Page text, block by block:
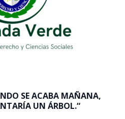
SE ACABA MAÑANA,
UN ÁRBOL.“